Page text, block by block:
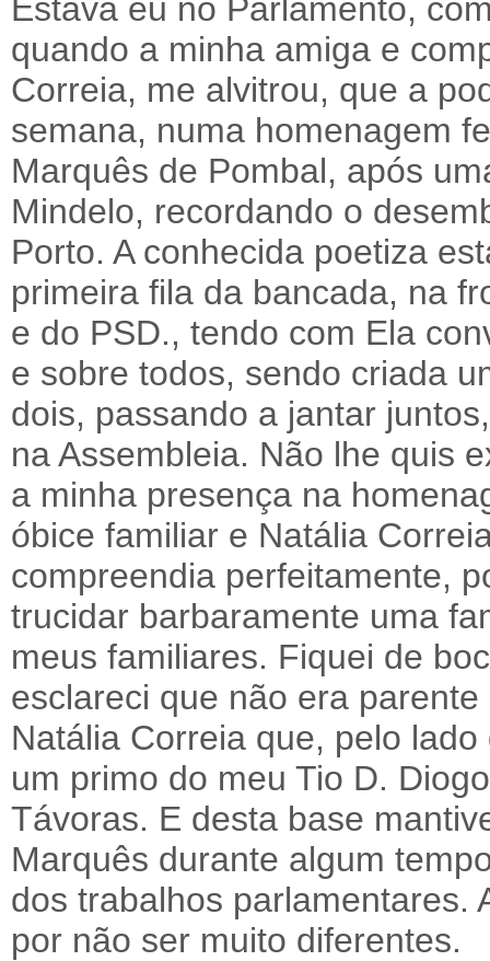
Estava eu no Parlamento,
quando a minha amiga e
Correia, me alvitrou, que a
semana, numa homenagem
Marquês de Pombal, após
Mindelo, recordando o
Porto. A conhecida poetiza
primeira fila da bancada, na
e do PSD., tendo com Ela
e sobre todos, sendo criada
dois, passando a jantar
na Assembleia. Não lhe quis
a minha presença na
óbice familiar e Natália
compreendia perfeitamente,
trucidar barbaramente uma
meus familiares. Fiquei de
esclareci que não era
Natália Correia que, pelo
um primo do meu Tio D.
Távoras. E desta base
Marquês durante algum
dos trabalhos parlamentares.
por não ser muito diferentes.